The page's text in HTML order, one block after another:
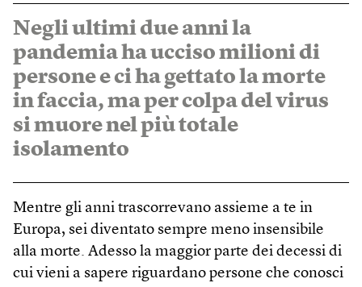
Negli ultimi due anni la
pandemia ha ucciso milioni di
persone e ci ha gettato la morte
in faccia, ma per colpa del virus
si muore nel più totale
isolamento
Mentre gli anni trascorrevano assieme a te in
Europa, sei diventato sempre meno insensibile
alla morte. Adesso la maggior parte dei decessi di
cui vieni a sapere riguardano persone che conosci